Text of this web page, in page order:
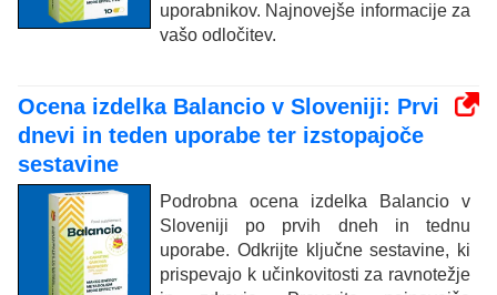
uporabnikov. Najnovejše informacije za
vašo odločitev.
Ocena izdelka Balancio v Sloveniji: Prvi
dnevi in teden uporabe ter izstopajoče
sestavine
Podrobna ocena izdelka Balancio v
Sloveniji po prvih dneh in tednu
uporabe. Odkrijte ključne sestavine, ki
prispevajo k učinkovitosti za ravnotežje